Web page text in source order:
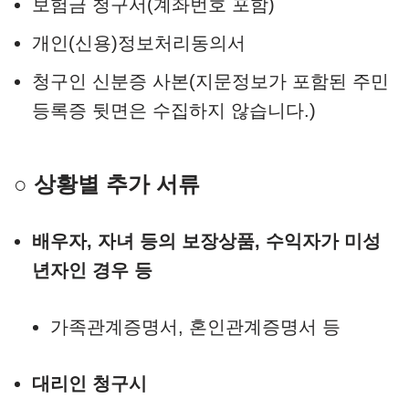
보험금 청구서(계좌번호 포함)
개인(신용)정보처리동의서
청구인 신분증 사본(지문정보가 포함된 주민
등록증 뒷면은 수집하지 않습니다.)
○ 상황별 추가 서류
배우자, 자녀 등의 보장상품, 수익자가 미성
년자인 경우 등
가족관계증명서, 혼인관계증명서 등
대리인 청구시